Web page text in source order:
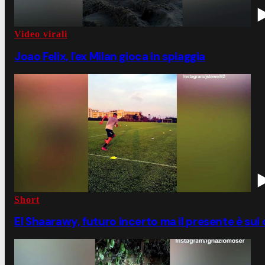
Video virali
Joao Felix, l'ex Milan gioca in spiaggia
Short
El Shaarawy, futuro incerto ma il presente è sui